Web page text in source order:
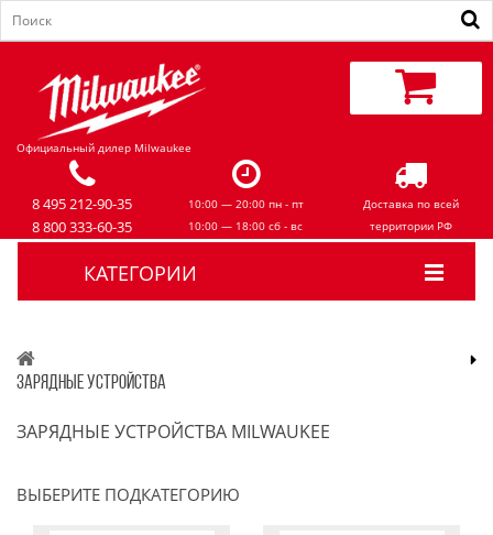
Официальный дилер Milwaukee
8 495 212-90-35
8 800 333-60-35
10:00 — 20:00 пн - пт
10:00 — 18:00 сб - вс
Доставка по всей
территории РФ
КАТЕГОРИИ
ЗАРЯДНЫЕ УСТРОЙСТВА
ЗАРЯДНЫЕ УСТРОЙСТВА MILWAUKEE
ВЫБЕРИТЕ ПОДКАТЕГОРИЮ